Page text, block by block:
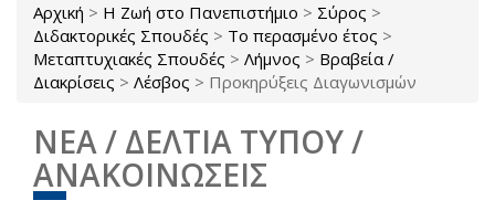
Είστε εδώ
Αρχική > Η Ζωή στο Πανεπιστήμιο > Σύρος >
Διδακτορικές Σπουδές > Το περασμένο έτος >
Μεταπτυχιακές Σπουδές > Λήμνος > Βραβεία /
Διακρίσεις > Λέσβος > Προκηρύξεις Διαγωνισμών
ΝΕΑ / ΔΕΛΤΙΑ ΤΥΠΟΥ /
ΑΝΑΚΟΙΝΩΣΕΙΣ